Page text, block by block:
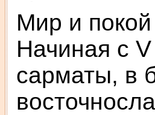
Мир и
Начиная с
сарматы, в